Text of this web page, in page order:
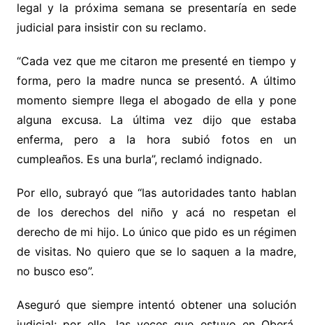
legal y la próxima semana se presentaría en sede
judicial para insistir con su reclamo.
“Cada vez que me citaron me presenté en tiempo y
forma, pero la madre nunca se presentó. A último
momento siempre llega el abogado de ella y pone
alguna excusa. La última vez dijo que estaba
enferma, pero a la hora subió fotos en un
cumpleaños. Es una burla”, reclamó indignado.
Por ello, subrayó que “las autoridades tanto hablan
de los derechos del niño y acá no respetan el
derecho de mi hijo. Lo único que pido es un régimen
de visitas. No quiero que se lo saquen a la madre,
no busco eso”.
Aseguró que siempre intentó obtener una solución